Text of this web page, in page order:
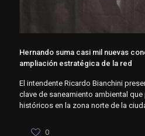
Hernando suma casi mil nuevas
ampliación estratégica de la red
El intendente Ricardo Bianchini
clave de saneamiento ambiental
históricos en la zona norte de la
0